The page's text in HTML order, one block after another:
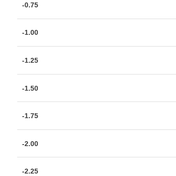
-0.75
-1.00
-1.25
-1.50
-1.75
-2.00
-2.25